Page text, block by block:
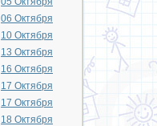
06 Октября
10 Октября
13 Октября
16 Октября
17 Октября
17 Октября
18 Октября